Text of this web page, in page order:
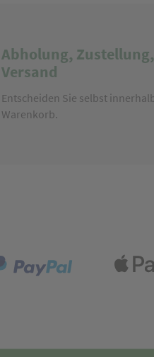
Abholung, Zustellung,
Versand
Entscheiden Sie selbst
Warenkorb.